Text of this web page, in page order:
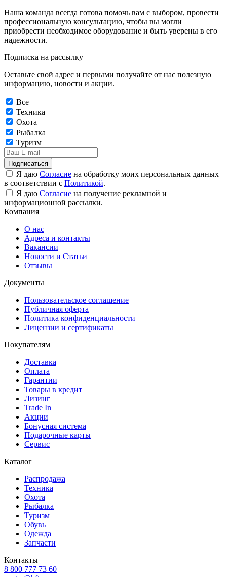
Наша команда всегда готова помочь вам с выбором, провести
профессиональную консультацию, чтобы вы могли
приобрести необходимое оборудование и быть уверены в его
надежности.
Подписка на рассылку
Оставьте свой адрес и первыми получайте от нас полезную
информацию, новости и акции.
Все
Техника
Охота
Рыбалка
Туризм
Подписаться
Я даю Согласие на обработку моих персональных данных
в соответствии с Политикой.
Я даю Согласие на получение рекламной и
информационной рассылки.
Компания
О нас
Адреса и контакты
Вакансии
Новости и Статьи
Отзывы
Документы
Пользовательское соглашение
Публичная оферта
Политика конфиденциальности
Лицензии и сертификаты
Покупателям
Доставка
Оплата
Гарантии
Товары в кредит
Лизинг
Trade In
Акции
Бонусная система
Подарочные карты
Сервис
Каталог
Распродажа
Техника
Охота
Рыбалка
Туризм
Обувь
Одежда
Запчасти
Контакты
8 800 777 73 60